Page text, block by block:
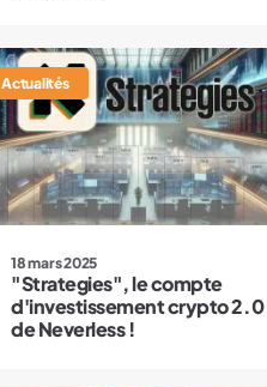
Actualités
18 mars 2025
"Strategies", le compte
d'investissement crypto 2.0
de Neverless !